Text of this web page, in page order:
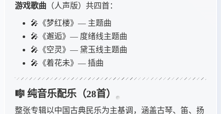
游戏歌曲 （人声版）共四首：
🎤《梦红楼》— 主题曲
🎤《邂逅》— 度绪线主题曲
🎤《空灵》— 黛玉线主题曲
🎤《着花未》— 插曲
🎼 纯音乐配乐（28首）
整张专辑以中国古典民乐为主基调，涵盖古琴、笛、扬